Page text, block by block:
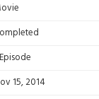
15, 2014